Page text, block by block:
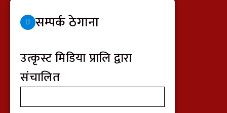
सम्पर्क ठेगाना
उत्कृस्ट मिडिया प्रालि द्वारा
संचालित